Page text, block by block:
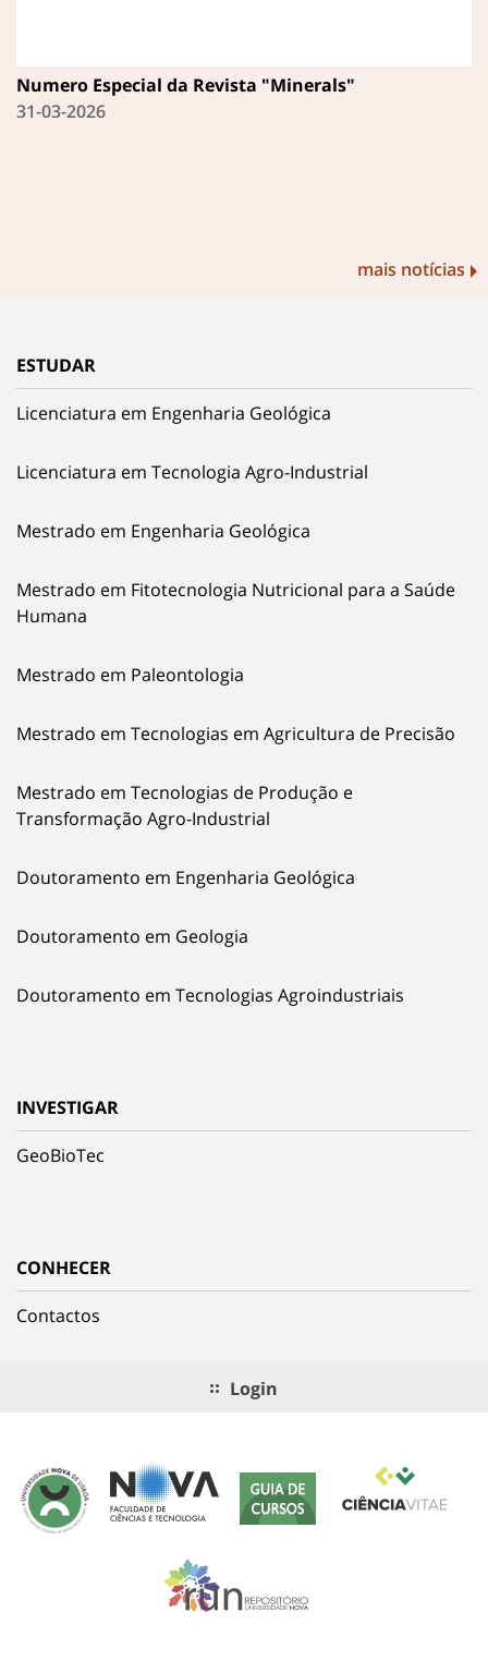
Numero Especial da Revista "Minerals"
31-03-2026
mais notícias
ESTUDAR
Licenciatura em Engenharia Geológica
Licenciatura em Tecnologia Agro-Industrial
Mestrado em Engenharia Geológica
Mestrado em Fitotecnologia Nutricional para a Saúde
Humana
Mestrado em Paleontologia
Mestrado em Tecnologias em Agricultura de Precisão
Mestrado em Tecnologias de Produção e
Transformação Agro-Industrial
Doutoramento em Engenharia Geológica
Doutoramento em Geologia
Doutoramento em Tecnologias Agroindustriais
INVESTIGAR
GeoBioTec
CONHECER
Contactos
Login